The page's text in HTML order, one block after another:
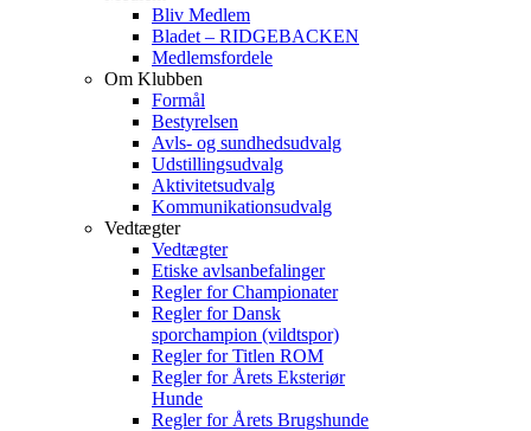
Bliv Medlem
Bladet – RIDGEBACKEN
Medlemsfordele
Om Klubben
Formål
Bestyrelsen
Avls- og sundhedsudvalg
Udstillingsudvalg
Aktivitetsudvalg
Kommunikationsudvalg
Vedtægter
Vedtægter
Etiske avlsanbefalinger
Regler for Championater
Regler for Dansk
sporchampion (vildtspor)
Regler for Titlen ROM
Regler for Årets Eksteriør
Hunde
Regler for Årets Brugshunde